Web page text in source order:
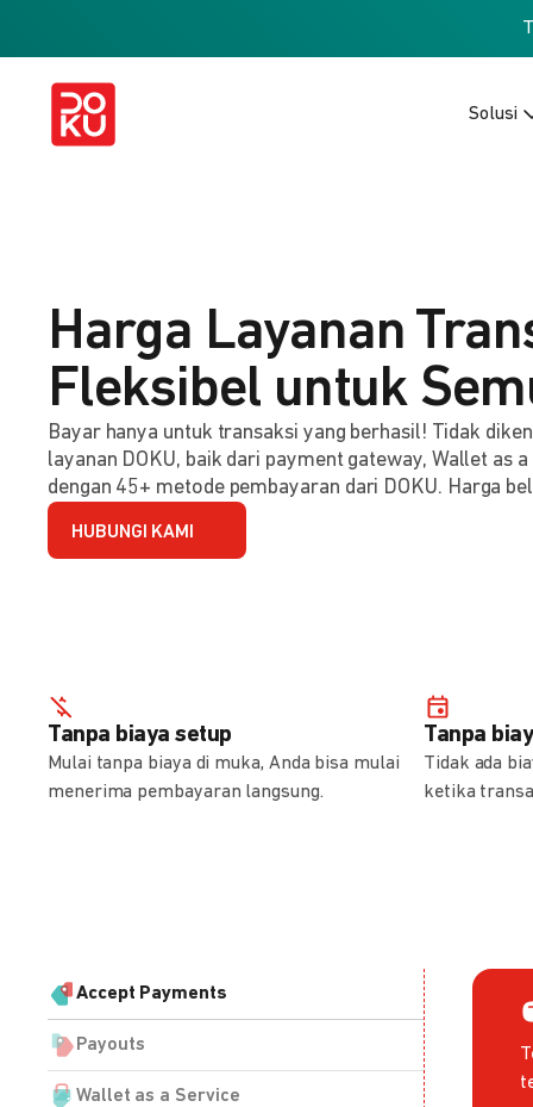
Solusi
Harga Layanan
Fleksibel untuk
Bayar hanya untuk transaksi yang berhasil! Tidak
layanan DOKU, baik dari payment gateway, Wallet as
dengan 45+ metode pembayaran dari DOKU. Harga
HUBUNGI KAMI
Tanpa biaya setup
Mulai tanpa biaya di muka, Anda bisa mulai
menerima pembayaran langsung.
Tanpa
Tidak ada
ketika
Accept Payments
Payouts
Wallet as a Service